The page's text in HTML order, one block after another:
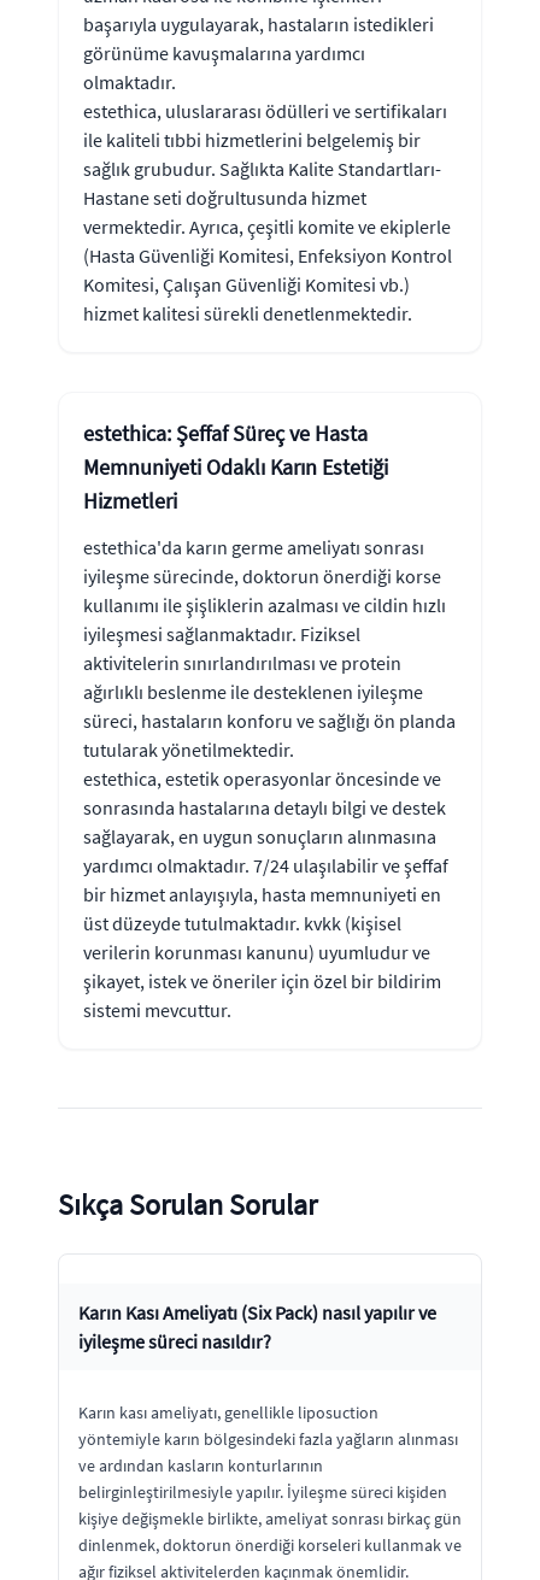
başarıyla uygulayarak, hastaların istedikleri
görünüme kavuşmalarına yardımcı
olmaktadır.
estethica, uluslararası ödülleri ve sertifikaları
ile kaliteli tıbbi hizmetlerini belgelemiş bir
sağlık grubudur. Sağlıkta Kalite Standartları-
Hastane seti doğrultusunda hizmet
vermektedir. Ayrıca, çeşitli komite ve ekiplerle
(Hasta Güvenliği Komitesi, Enfeksiyon Kontrol
Komitesi, Çalışan Güvenliği Komitesi vb.)
hizmet kalitesi sürekli denetlenmektedir.
estethica: Şeffaf Süreç ve Hasta
Memnuniyeti Odaklı Karın Estetiği
Hizmetleri
estethica'da karın germe ameliyatı sonrası
iyileşme sürecinde, doktorun önerdiği korse
kullanımı ile şişliklerin azalması ve cildin hızlı
iyileşmesi sağlanmaktadır. Fiziksel
aktivitelerin sınırlandırılması ve protein
ağırlıklı beslenme ile desteklenen iyileşme
süreci, hastaların konforu ve sağlığı ön planda
tutularak yönetilmektedir.
estethica, estetik operasyonlar öncesinde ve
sonrasında hastalarına detaylı bilgi ve destek
sağlayarak, en uygun sonuçların alınmasına
yardımcı olmaktadır. 7/24 ulaşılabilir ve şeffaf
bir hizmet anlayışıyla, hasta memnuniyeti en
üst düzeyde tutulmaktadır. kvkk (kişisel
verilerin korunması kanunu) uyumludur ve
şikayet, istek ve öneriler için özel bir bildirim
sistemi mevcuttur.
Sıkça Sorulan Sorular
Karın Kası Ameliyatı (Six Pack) nasıl yapılır ve
iyileşme süreci nasıldır?
Karın kası ameliyatı, genellikle liposuction
yöntemiyle karın bölgesindeki fazla yağların alınması
ve ardından kasların konturlarının
belirginleştirilmesiyle yapılır. İyileşme süreci kişiden
kişiye değişmekle birlikte, ameliyat sonrası birkaç gün
dinlenmek, doktorun önerdiği korseleri kullanmak ve
ağır fiziksel aktivitelerden kaçınmak önemlidir.